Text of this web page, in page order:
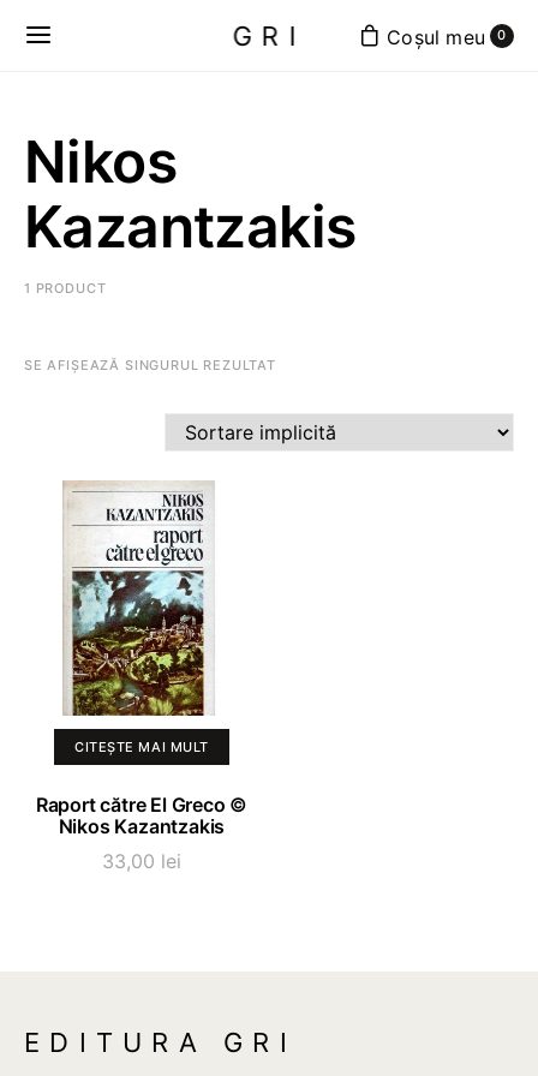
GRI 0
Nikos
Kazantzakis
1 PRODUCT
SE AFIȘEAZĂ SINGURUL REZULTAT
CITEȘTE MAI MULT
Raport către El Greco ©
Nikos Kazantzakis
33,00 lei
EDITURA GRI